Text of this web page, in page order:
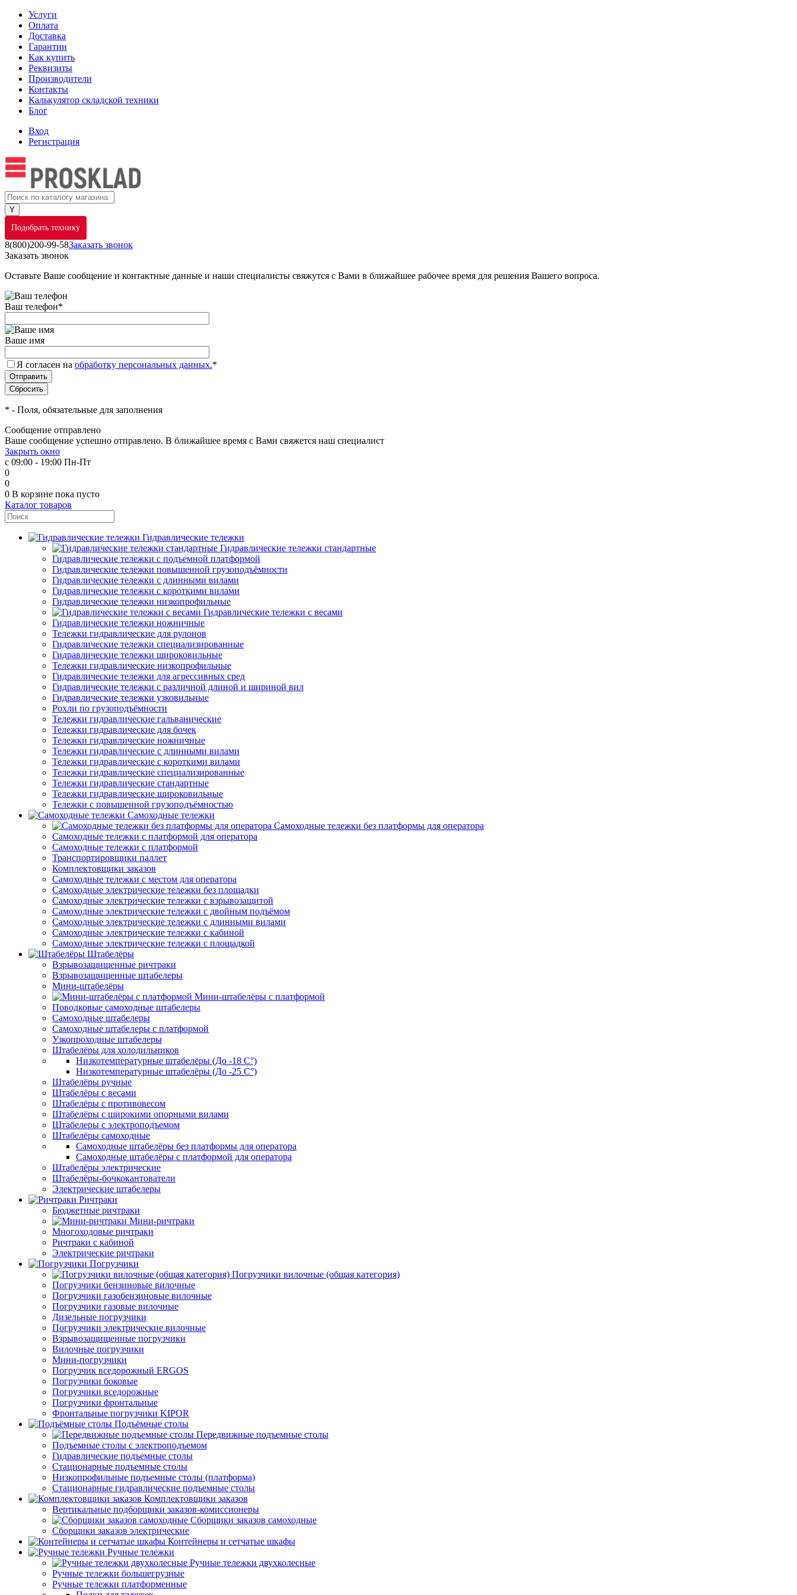
Услуги
Оплата
Доставка
Гарантии
Как купить
Реквизиты
Производители
Контакты
Калькулятор складской техники
Блог
Вход
Регистрация
Подобрать технику
8(800)200-99-58Заказать звонок
Заказать звонок
Оставьте Ваше сообщение и контактные данные и наши специалисты свяжутся с Вами в ближайшее рабочее время для решения Вашего вопроса.
Ваш телефон*
Ваше имя
Я согласен на обработку персональных данных.*
* - Поля, обязательные для заполнения
Сообщение отправлено
Ваше сообщение успешно отправлено. В ближайшее время с Вами свяжется наш специалист
Закрыть окно
с 09:00 - 19:00 Пн-Пт
0
0
0 В корзине пока пусто
Каталог товаров
Гидравлические тележки
Гидравлические тележки стандартные
Гидравлические тележки с подъемной платформой
Гидравлические тележки повышенной грузоподъёмности
Гидравлические тележки с длинными вилами
Гидравлические тележки с короткими вилами
Гидравлические тележки низкопрофильные
Гидравлические тележки с весами
Гидравлические тележки ножничные
Тележки гидравлические для рулонов
Гидравлические тележки специализированные
Гидравлические тележки широковильные
Тележки гидравлические низкопрофильные
Гидравлические тележки для агрессивных сред
Гидравлические тележки с различной длиной и шириной вил
Гидравлические тележки узковильные
Рохли по грузоподъёмности
Тележки гидравлические гальванические
Тележки гидравлические для бочек
Тележки гидравлические ножничные
Тележки гидравлические с длинными вилами
Тележки гидравлические с короткими вилами
Тележки гидравлические специализированные
Тележки гидравлические стандартные
Тележки гидравлические широковильные
Тележки с повышенной грузоподъёмностью
Самоходные тележки
Самоходные тележки без платформы для оператора
Самоходные тележки с платформой для оператора
Самоходные тележки с платформой
Транспортировщики паллет
Комплектовщики заказов
Самоходные тележки с местом для оператора
Самоходные электрические тележки без площадки
Самоходные электрические тележки с взрывозащитой
Самоходные электрические тележки с двойным подъёмом
Самоходные электрические тележки с длинными вилами
Самоходные электрические тележки с кабиной
Самоходные электрические тележки с площадкой
Штабелёры
Взрывозащищенные ричтраки
Взрывозащищенные штабелеры
Мини-штабелёры
Мини-штабелёры с платформой
Поводковые самоходные штабелеры
Самоходные штабелеры
Самоходные штабелеры с платформой
Узкопроходные штабелеры
Штабелёры для холодильников
Низкотемпературные штабелёры (До -18 C°)
Низкотемпературные штабелёры (До -25 C°)
Штабелёры ручные
Штабелёры с весами
Штабелёры с противовесом
Штабелёры с широкими опорными вилами
Штабелеры с электроподъемом
Штабелёры самоходные
Самоходные штабелёры без платформы для оператора
Самоходные штабелёры с платформой для оператора
Штабелёры электрические
Штабелёры-бочкокантователи
Электрические штабелеры
Ричтраки
Бюджетные ричтраки
Мини-ричтраки
Многоходовые ричтраки
Ричтраки с кабиной
Электрические ричтраки
Погрузчики
Погрузчики вилочные (общая категория)
Погрузчики бензиновые вилочные
Погрузчики газобензиновые вилочные
Погрузчики газовые вилочные
Дизельные погрузчики
Погрузчики электрические вилочные
Взрывозащищенные погрузчики
Вилочные погрузчики
Мини-погрузчики
Погрузчик вседорожный ERGOS
Погрузчики боковые
Погрузчики вседорожные
Погрузчики фронтальные
Фронтальные погрузчики KIPOR
Подъёмные столы
Передвижные подъемные столы
Подъемные столы с электроподъемом
Гидравлические подъемные столы
Стационарные подъемные столы
Низкопрофильные подъемные столы (платформа)
Стационарные гидравлические подъемные столы
Комплектовщики заказов
Вертикальные подборщики заказов-комиссионеры
Сборщики заказов самоходные
Сборщики заказов электрические
Контейнеры и сетчатые шкафы
Ручные тележки
Ручные тележки двухколесные
Ручные тележки большегрузные
Ручные тележки платформенные